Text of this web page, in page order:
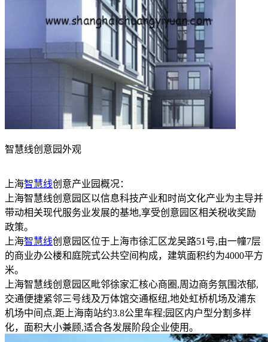
智慧线创意园外观
上海智慧线创意产业园概况：
上海智慧线创意园区以信息科技产业和时尚文化产业为主导并
带动相关现代服务业发展的基地,享受创意园区相关税收奖励
政策。
上海智慧线创意园区位于上海市徐汇区龙吴路51号,由一幢7层
的商业办公楼和庭院式公共空间构成，建筑面积约为4000平方
米。
上海智慧线创意园区毗邻徐家汇核心商圈,周边商务氛围浓郁,
交通便捷紧邻三号线及万体馆交通枢纽,地处虹桥机场及浦东
机场中间点,距上海南站约3.8公里车程;园区内户型分割多样
化，面积大小兼顾,适合各发展阶段企业使用。